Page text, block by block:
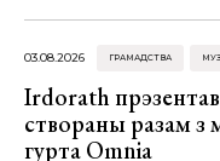
03.08.2026 ГРАМАДСТВА
Irdorath
створаны разам з
гурта Omnia